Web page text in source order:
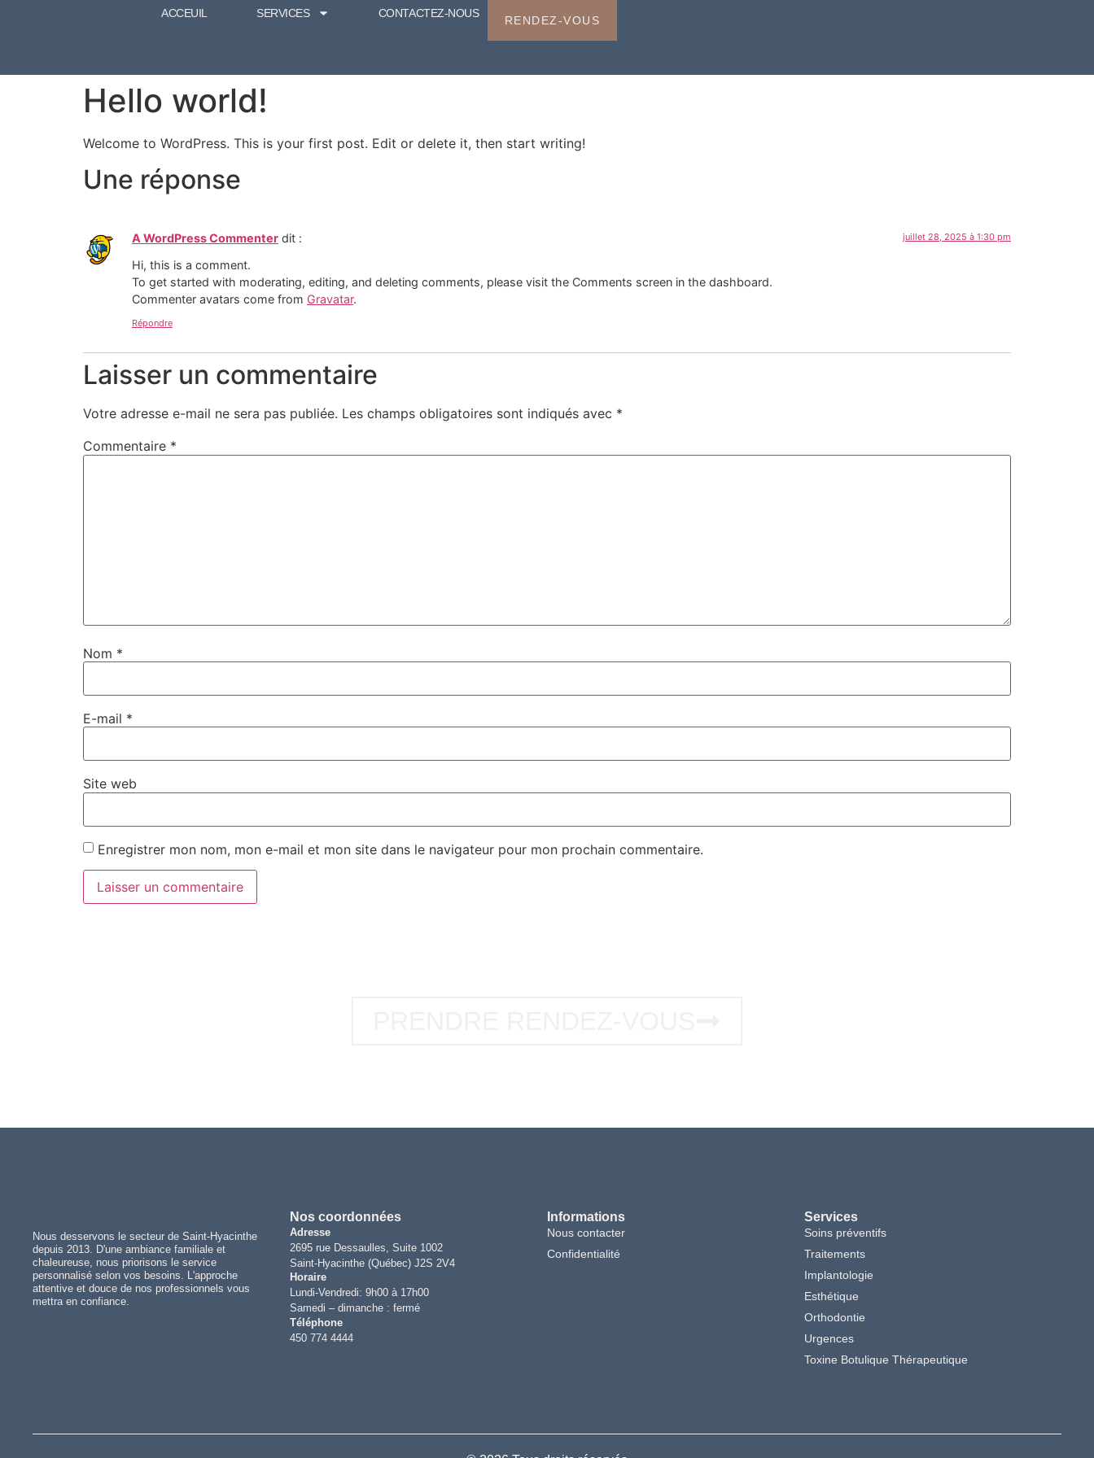
ACCEUIL SERVICES CONTACTEZ-NOUS
RENDEZ-VOUS
Hello world!
Welcome to WordPress. This is your first post. Edit or delete it, then start writing!
Une réponse
A WordPress Commenter dit : juillet 28, 2025 à 1:30 pm
Hi, this is a comment.
To get started with moderating, editing, and deleting comments, please visit the Comments screen in the dashboard.
Commenter avatars come from Gravatar.
Répondre
Laisser un commentaire
Votre adresse e-mail ne sera pas publiée. Les champs obligatoires sont indiqués avec *
Commentaire *
Nom *
E-mail *
Site web
Enregistrer mon nom, mon e-mail et mon site dans le navigateur pour mon prochain commentaire.
Nous desservons le secteur de Saint-Hyacinthe
depuis 2013. D'une ambiance familiale et
chaleureuse, nous priorisons le service
personnalisé selon vos besoins. L'approche
attentive et douce de nos professionnels vous
mettra en confiance.
Nos coordonnées
Adresse
2695 rue Dessaulles, Suite 1002
Saint-Hyacinthe (Québec) J2S 2V4
Horaire
Lundi-Vendredi: 9h00 à 17h00
Samedi – dimanche : fermé
Téléphone
450 774 4444
Informations
Nous contacter
Confidentialité
Services
Soins préventifs
Traitements
Implantologie
Esthétique
Orthodontie
Urgences
Toxine Botulique Thérapeutique